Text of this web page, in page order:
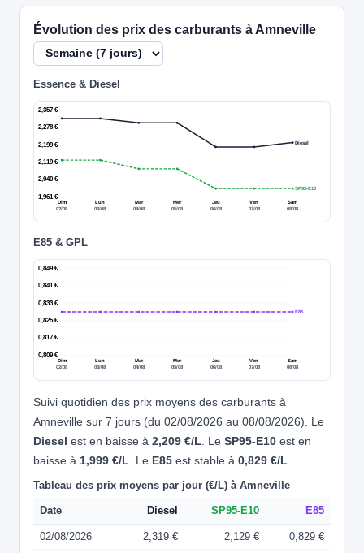
Évolution des prix des carburants à Amneville
Essence & Diesel
1,961 €
2,040 €
2,119 €
2,199 €
2,278 €
2,357 €
Dim
02/08
Lun
03/08
Mar
04/08
Mer
05/08
Jeu
06/08
Ven
07/08
Sam
08/08
Diesel
SP95-E10
E85 & GPL
0,809 €
0,817 €
0,825 €
0,833 €
0,841 €
0,849 €
Dim
02/08
Lun
03/08
Mar
04/08
Mer
05/08
Jeu
06/08
Ven
07/08
Sam
08/08
E85
Suivi quotidien des prix moyens des carburants à
Amneville sur 7 jours (du 02/08/2026 au 08/08/2026). Le
Diesel est en baisse à 2,209 €/L . Le SP95-E10 est en
baisse à 1,999 €/L . Le E85 est stable à 0,829 €/L
Tableau des prix moyens par jour (€/L) à Amneville
Date Diesel SP95-E10 E85
02/08/2026 2,319 € 2,129 € 0,829 €